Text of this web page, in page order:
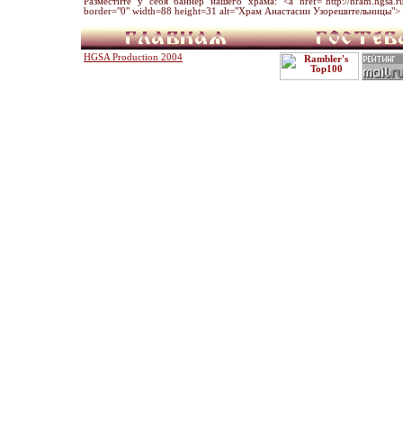
border="0" width=88 height=31 alt="Храм Анастасии Узорешительницы">
HGSA Production 2004